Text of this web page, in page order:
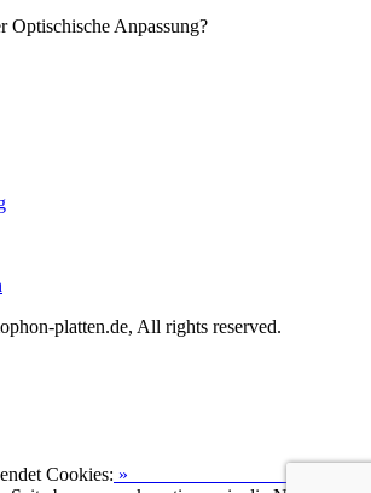
Optischische Anpassung?
platten.de, All rights reserved.
Cookies: »